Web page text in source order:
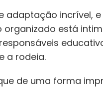
adaptação incrível,
está
a rodeia.
de uma forma